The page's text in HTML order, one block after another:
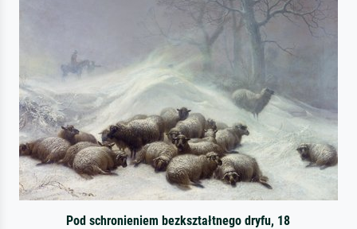
Pod schronieniem bezkształtnego dryfu, 18